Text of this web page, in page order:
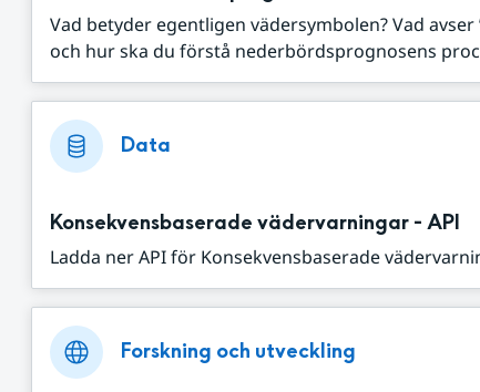
Vad betyder egentligen vädersymbolen? Vad
och hur ska du förstå nederbördsprognosens
Data
Konsekvensbaserade vädervarningar - API
Ladda ner API för Konsekvensbaserade
Forskning och utveckling